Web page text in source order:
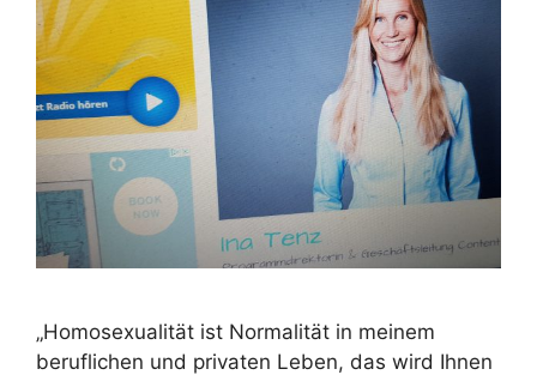
„Homosexualität ist Normalität in meinem
beruflichen und privaten Leben, das wird Ihnen